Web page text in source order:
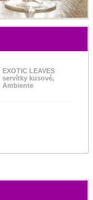
EXOTIC LEAVES
servítky kusové,
Ambiente